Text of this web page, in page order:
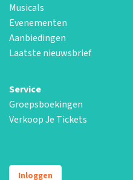
Musicals
Evenementen
Aanbiedingen
Laatste nieuwsbrief
Service
Groepsboekingen
Verkoop Je Tickets
Inloggen